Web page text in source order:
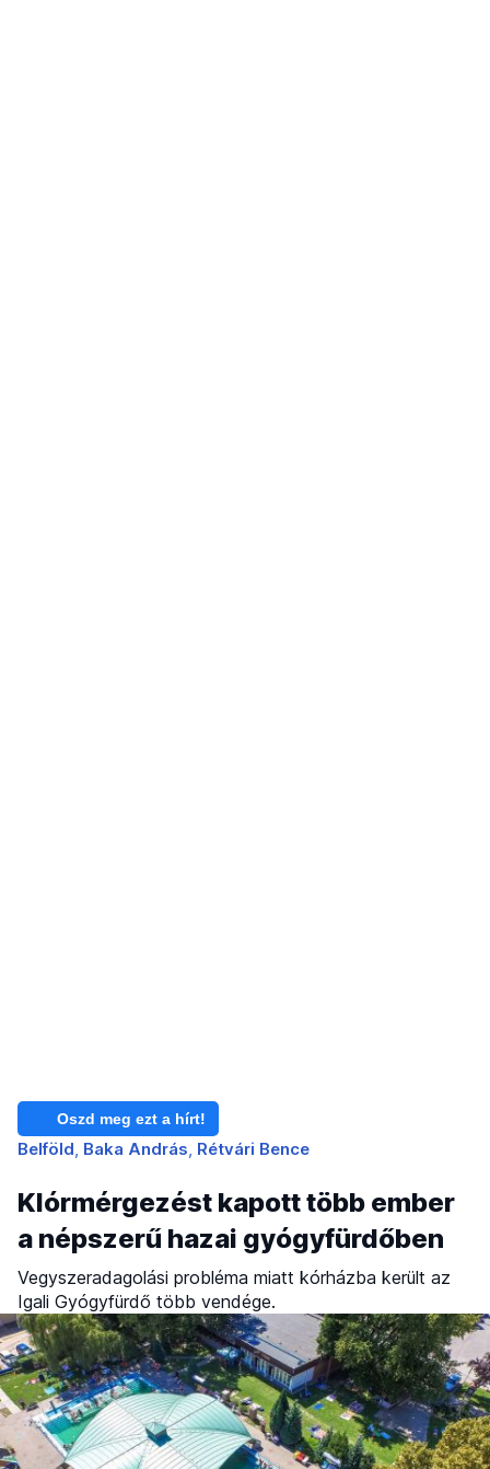
Oszd meg ezt a hírt!
Belföld Baka András Rétvári Bence
Klórmérgezést kapott több ember
a népszerű hazai gyógyfürdőben
Vegyszeradagolási probléma miatt kórházba került az
Igali Gyógyfürdő több vendége.